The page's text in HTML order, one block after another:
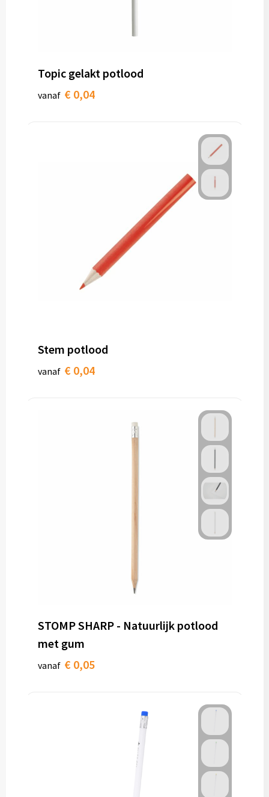
Topic gelakt potlood
vanaf € 0,04
Stem potlood
vanaf € 0,04
STOMP SHARP - Natuurlijk potlood
met gum
vanaf € 0,05